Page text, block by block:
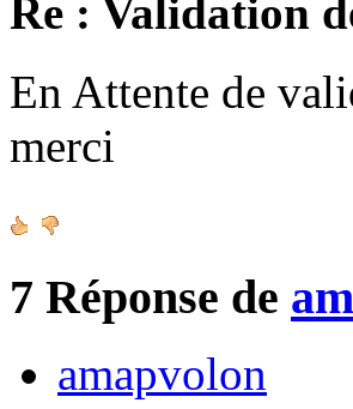
Re : Validation
En Attente de
merci
7 Réponse de
amapvolon